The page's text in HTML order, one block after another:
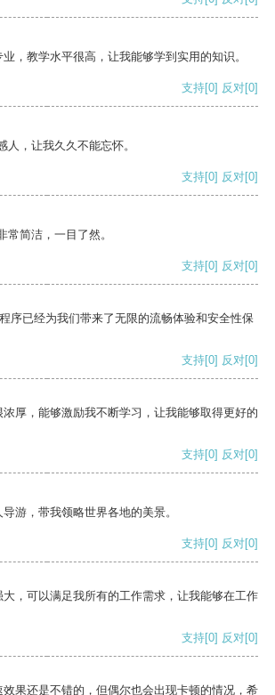
，教学水平很高，让我能够学到实用的知识。
支持[0] 反对[0]
人，让我久久不能忘怀。
支持[0] 反对[0]
常简洁，一目了然。
支持[0] 反对[0]
序已经为我们带来了无限的流畅体验和安全性保
支持[0] 反对[0]
厚，能够激励我不断学习，让我能够取得更好的
支持[0] 反对[0]
游，带我领略世界各地的美景。
支持[0] 反对[0]
，可以满足我所有的工作需求，让我能够在工作
支持[0] 反对[0]
果还是不错的，但偶尔也会出现卡顿的情况，希